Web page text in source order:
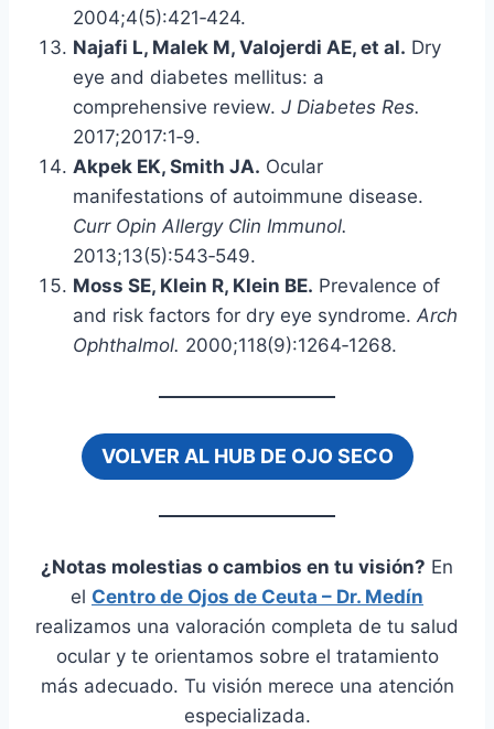
2004;4(5):421‑424.
Najafi L, Malek M, Valojerdi AE, et al. Dry
eye and diabetes mellitus: a
comprehensive review. J Diabetes Res.
2017;2017:1‑9.
Akpek EK, Smith JA. Ocular
manifestations of autoimmune disease.
Curr Opin Allergy Clin Immunol.
2013;13(5):543‑549.
Moss SE, Klein R, Klein BE. Prevalence of
and risk factors for dry eye syndrome. Arch
Ophthalmol. 2000;118(9):1264‑1268.
VOLVER AL HUB DE OJO SECO
¿Notas molestias o cambios en tu visión? En
el Centro de Ojos de Ceuta – Dr. Medín
realizamos una valoración completa de tu salud
ocular y te orientamos sobre el tratamiento
más adecuado. Tu visión merece una atención
especializada.